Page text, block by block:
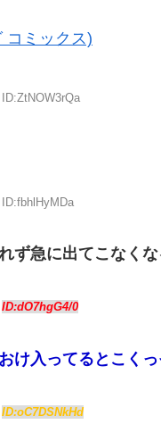
コミックス)
ず急に出てこなく
ID:dO7hgG4/0
け入ってるとこく
ID:oC7DSNkHd